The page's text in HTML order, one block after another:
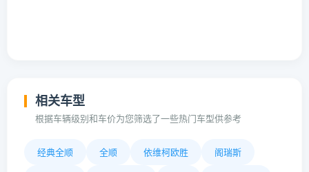
相关车型
根据车辆级别和车价为您筛选了一些热门车型供参考
经典全顺 全顺 依维柯欧胜 阁瑞斯